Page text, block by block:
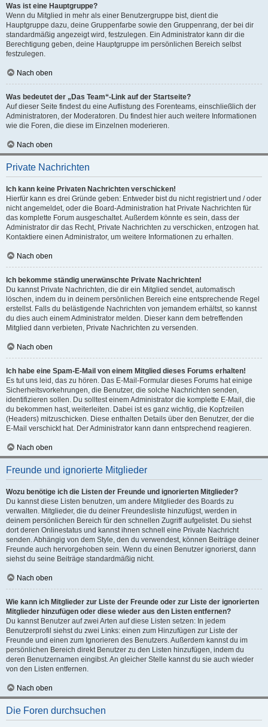
Was ist eine Hauptgruppe?
Wenn du Mitglied in mehr als einer Benutzergruppe bist, dient die
Hauptgruppe dazu, deine Gruppenfarbe sowie den Gruppenrang, der bei dir
standardmäßig angezeigt wird, festzulegen. Ein Administrator kann dir die
Berechtigung geben, deine Hauptgruppe im persönlichen Bereich selbst
festzulegen.
Nach oben
Was bedeutet der „Das Team“-Link auf der Startseite?
Auf dieser Seite findest du eine Auflistung des Forenteams, einschließlich der
Administratoren, der Moderatoren. Du findest hier auch weitere Informationen
wie die Foren, die diese im Einzelnen moderieren.
Nach oben
Private Nachrichten
Ich kann keine Privaten Nachrichten verschicken!
Hierfür kann es drei Gründe geben: Entweder bist du nicht registriert und / oder
nicht angemeldet, oder die Board-Administration hat Private Nachrichten für
das komplette Forum ausgeschaltet. Außerdem könnte es sein, dass der
Administrator dir das Recht, Private Nachrichten zu verschicken, entzogen hat.
Kontaktiere einen Administrator, um weitere Informationen zu erhalten.
Nach oben
Ich bekomme ständig unerwünschte Private Nachrichten!
Du kannst Private Nachrichten, die dir ein Mitglied sendet, automatisch
löschen, indem du in deinem persönlichen Bereich eine entsprechende Regel
erstellst. Falls du belästigende Nachrichten von jemandem erhältst, so kannst
du dies auch einem Administrator melden. Dieser kann dem betreffenden
Mitglied dann verbieten, Private Nachrichten zu versenden.
Nach oben
Ich habe eine Spam-E-Mail von einem Mitglied dieses Forums erhalten!
Es tut uns leid, das zu hören. Das E-Mail-Formular dieses Forums hat einige
Sicherheitsvorkehrungen, die Benutzer, die solche Nachrichten senden,
identifizieren sollen. Du solltest einem Administrator die komplette E-Mail, die
du bekommen hast, weiterleiten. Dabei ist es ganz wichtig, die Kopfzeilen
(Headers) mitzuschicken. Diese enthalten Details über den Benutzer, der die
E-Mail verschickt hat. Der Administrator kann dann entsprechend reagieren.
Nach oben
Freunde und ignorierte Mitglieder
Wozu benötige ich die Listen der Freunde und ignorierten Mitglieder?
Du kannst diese Listen benutzen, um andere Mitglieder des Boards zu
verwalten. Mitglieder, die du deiner Freundesliste hinzufügst, werden in
deinem persönlichen Bereich für den schnellen Zugriff aufgelistet. Du siehst
dort deren Onlinestatus und kannst ihnen schnell eine Private Nachricht
senden. Abhängig von dem Style, den du verwendest, können Beiträge deiner
Freunde auch hervorgehoben sein. Wenn du einen Benutzer ignorierst, dann
siehst du seine Beiträge standardmäßig nicht.
Nach oben
Wie kann ich Mitglieder zur Liste der Freunde oder zur Liste der ignorierten
Mitglieder hinzufügen oder diese wieder aus den Listen entfernen?
Du kannst Benutzer auf zwei Arten auf diese Listen setzen: In jedem
Benutzerprofil siehst du zwei Links: einen zum Hinzufügen zur Liste der
Freunde und einen zum Ignorieren des Benutzers. Außerdem kannst du im
persönlichen Bereich direkt Benutzer zu den Listen hinzufügen, indem du
deren Benutzernamen eingibst. An gleicher Stelle kannst du sie auch wieder
von den Listen entfernen.
Nach oben
Die Foren durchsuchen